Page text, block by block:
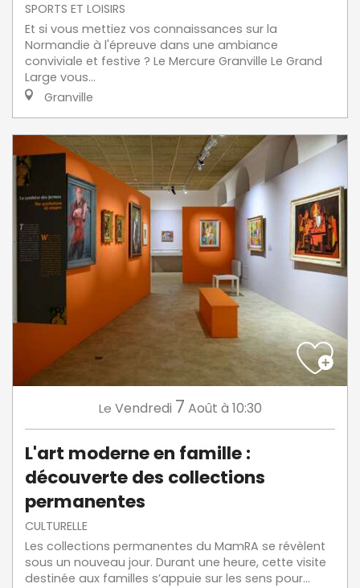
SPORTS ET LOISIRS
Et si vous mettiez vos connaissances sur la
Normandie à l'épreuve dans une ambiance
conviviale et festive ? Le Mercure Granville Le Grand
Large vous...
Granville
Le Vendredi 7 Août à 10:30
L'art moderne en famille :
découverte des collections
permanentes
CULTURELLE
Les collections permanentes du MamRA se révèlent
sous un nouveau jour. Durant une heure, cette visite
destinée aux familles s’appuie sur les sens pour...